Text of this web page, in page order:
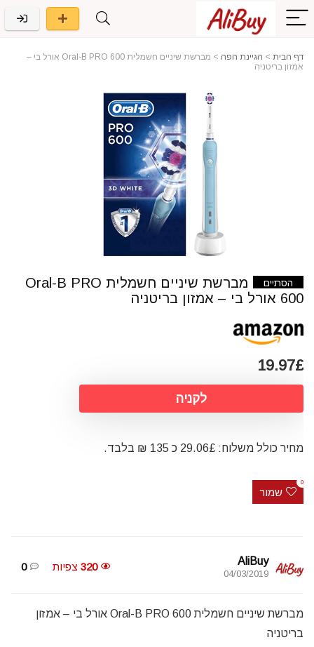
דף הבית > הגיינת הפה >
מברשת שיניים חשמלית Oral-B PRO 600 אורל בי –
אמזון בריטניה
הסתיים
מברשת שיניים חשמלית Oral-B PRO
600 אורל בי – אמזון בריטניה
19.97£
לקניה
מחיר כולל משלוח: 29.06£ כ 135 ₪ בלבד.
שמור
0
AliBuy
04/03/2019
320 צפיות 0
מברשת שיניים חשמלית Oral-B PRO 600 אורל בי – אמזון
בריטניה